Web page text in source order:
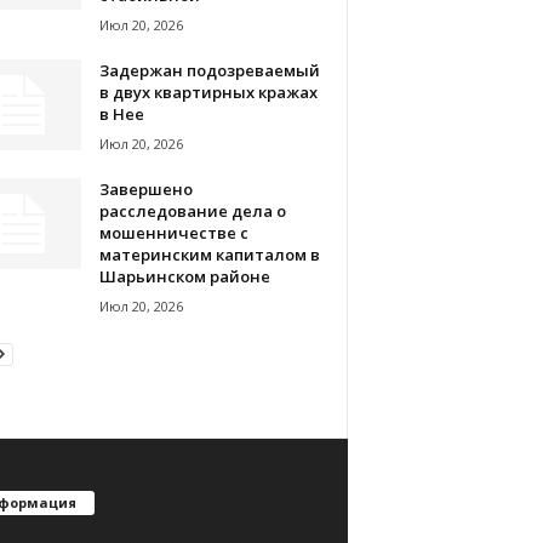
Июл 20, 2026
Задержан подозреваемый
в двух квартирных кражах
в Нее
Июл 20, 2026
Завершено
расследование дела о
мошенничестве с
материнским капиталом в
Шарьинском районе
Июл 20, 2026